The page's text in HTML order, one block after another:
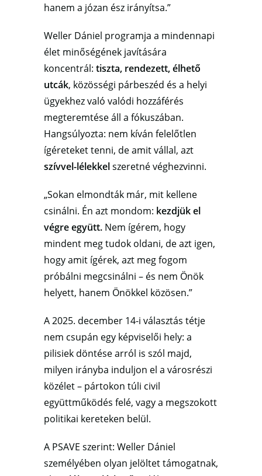
hanem a józan ész irányítsa.”
Weller Dániel programja a mindennapi
élet minőségének javítására
koncentrál: tiszta, rendezett, élhető
utcák, közösségi párbeszéd és a helyi
ügyekhez való valódi hozzáférés
megteremtése áll a fókuszában.
Hangsúlyozta: nem kíván felelőtlen
ígéreteket tenni, de amit vállal, azt
szívvel-lélekkelszeretné véghezvinni.
„Sokan elmondták már, mit kellene
csinálni. Én azt mondom: kezdjük el
végre együtt.Nem ígérem, hogy
mindent meg tudok oldani, de azt igen,
hogy amit ígérek, azt meg fogom
próbálni megcsinálni – és nem Önök
helyett, hanem Önökkel közösen.”
A 2025. december 14-i választás tétje
nem csupán egy képviselői hely: a
pilisiek döntése arról is szól majd,
milyen irányba induljon el a városrészi
közélet – pártokon túli civil
együttműködés felé, vagy a megszokott
politikai kereteken belül.
A PSAVE szerint: Weller Dániel
személyében olyan jelöltet támogatnak,